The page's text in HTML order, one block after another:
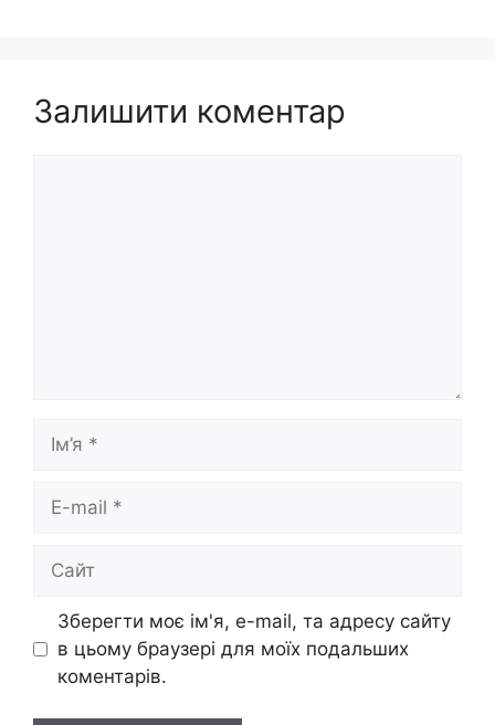
Залишити коментар
mail
Зберегти моє ім'я, e-mail, та адресу сайту
в цьому браузері для моїх подальших
коментарів.